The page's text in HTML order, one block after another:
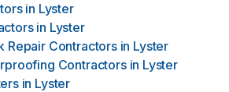
in Lyster
in Lyster
Repair Contractors in Lyster
Contractors in Lyster
in Lyster